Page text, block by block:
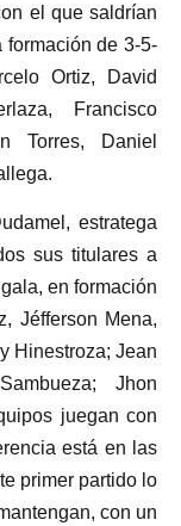
el que saldrían
formación de 3-5-
Ortiz, David
Francisco
Torres, Daniel
estratega
sus titulares a
en formación
Jéfferson Mena,
Hinestroza; Jean
Jhon
juegan con
está en las
primer partido lo
con un